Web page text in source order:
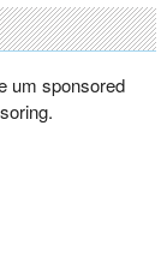
um sponsored